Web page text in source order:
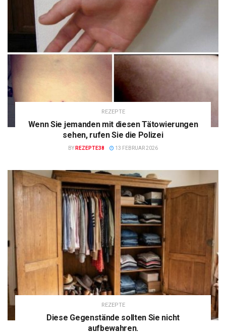
REZEPTE
Wenn Sie jemanden mit diesen Tätowierungen
sehen, rufen Sie die Polizei
BY REZEPTE38 13 FEBRUAR 2026
REZEPTE
Diese Gegenstände sollten Sie nicht
aufbewahren.